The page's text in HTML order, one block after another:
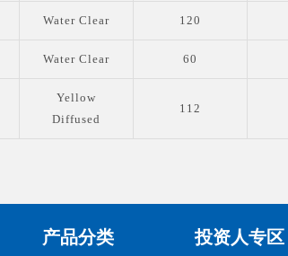
Water Clear 120
Water Clear 60
Yellow
Diffused
112
产品分类 投资人专区